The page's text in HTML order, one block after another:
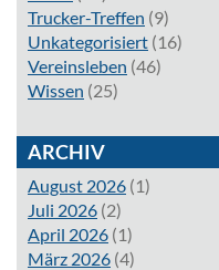
Trucker-Treffen (9)
Unkategorisiert (16)
Vereinsleben (46)
Wissen (25)
ARCHIV
August 2026 (1)
Juli 2026 (2)
April 2026 (1)
März 2026 (4)